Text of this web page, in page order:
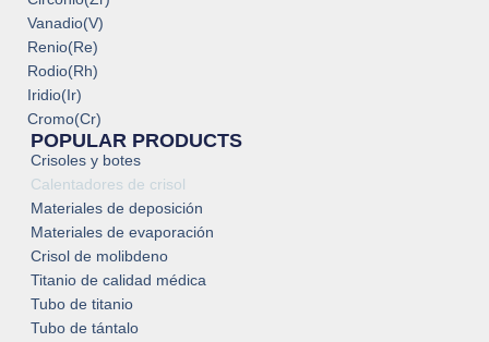
Vanadio(V)
Renio(Re)
Rodio(Rh)
Iridio(Ir)
Cromo(Cr)
POPULAR PRODUCTS
Crisoles y botes
Calentadores de crisol
Materiales de deposición
Materiales de evaporación
Crisol de molibdeno
Titanio de calidad médica
Tubo de titanio
Tubo de tántalo